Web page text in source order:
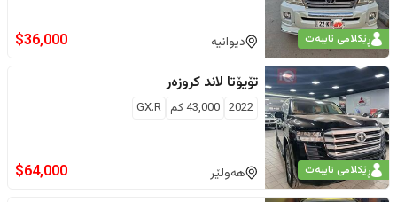
ڕێکلامی تایبەت دیوانیە $36,000
ڕێکلامی تایبەت
تۆیۆتا لاند کروزەر
2022
43,000كم GX.R
هەولێر $64,000